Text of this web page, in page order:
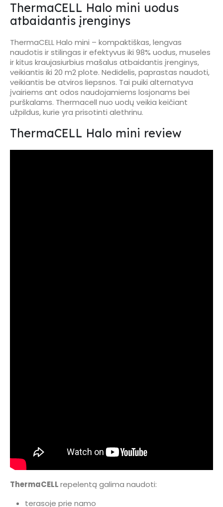
ThermaCELL Halo mini uodus
atbaidantis įrenginys
ThermaCELL Halo mini – kompaktiškas, lengvas
naudotis ir stilingas ir efektyvus iki 98% uodus, museles
ir kitus kraujasiurbius mašalus atbaidantis įrenginys,
veikiantis iki 20 m2 plote. Nedidelis, paprastas naudoti,
veikiantis be atviros liepsnos. Tai puiki alternatyva
įvairiems ant odos naudojamiems losjonams bei
purškalams. Thermacell nuo uodų veikia keičiant
užpildus, kurie yra prisotinti alethrinu.
ThermaCELL Halo mini review
ThermaCELLrepelentą galima naudoti:
terasoje prie namo